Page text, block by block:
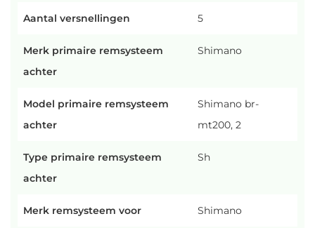
Aantal versnellingen 5
Merk primaire remsysteem
achter
Shimano
Model primaire remsysteem
achter
Shimano br-
mt200, 2
Type primaire remsysteem
achter
Sh
Merk remsysteem voor Shimano